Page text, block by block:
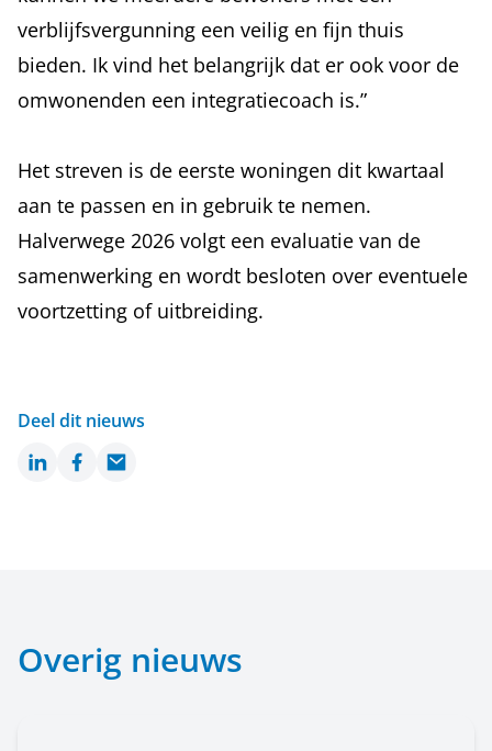
verblijfsvergunning een veilig en fijn thuis
bieden. Ik vind het belangrijk dat er ook voor de
omwonenden een integratiecoach is.”
Het streven is de eerste woningen dit kwartaal
aan te passen en in gebruik te nemen.
Halverwege 2026 volgt een evaluatie van de
samenwerking en wordt besloten over eventuele
voortzetting of uitbreiding.
Deel dit nieuws
LinkedInFacebook
Email
Overig nieuws